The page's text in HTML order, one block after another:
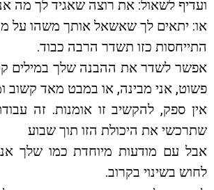
ועדיף לשאול: את רוצה שאגיד לך מה
או: יתאים לך שאשאל אותך משהו על
התייחסות כזו תשדר הרבה כבוד.
אפשר לשדר את ההבנה שלך במילים
פשוט, אני מבינה, או במבט מאד קשוב
אין ספק, להקשיב זו אומנות. זה
שתרכשי את היכולת הזו תוך שבוע
אבל עם מודעות מיוחדת כמו שלך
לחוש בשינוי בקרוב.